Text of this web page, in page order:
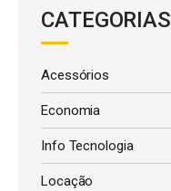
CATEGORIAS
Acessórios
Economia
Info Tecnologia
Locação